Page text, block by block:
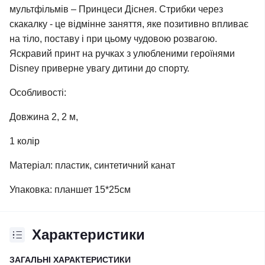
мультфільмів – Принцеси Діснея. Стрибки через
скакалку - це відмінне заняття, яке позитивно впливає
на тіло, поставу і при цьому чудовою розвагою.
Яскравий принт на ручках з улюбленими героїнями
Disney приверне увагу дитини до спорту.
Особливості:
Довжина 2, 2 м,
1 колір
Матеріал: пластик, синтетичний канат
Упаковка: планшет 15*25см
Характеристики
ЗАГАЛЬНІ ХАРАКТЕРИСТИКИ